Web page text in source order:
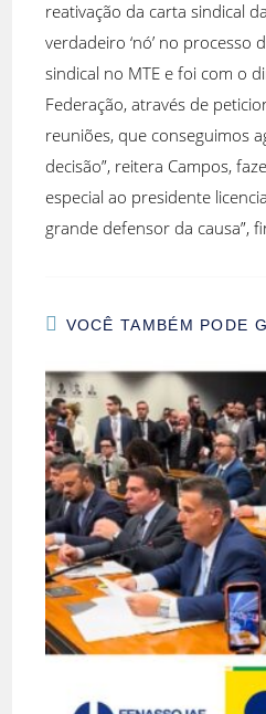
reativação da carta sindical
verdadeiro ‘nó’ no processo
sindical no MTE e foi com o
Federação, através de
reuniões, que conseguimos
decisão”, reitera Campos,
especial ao presidente
grande defensor da causa”,
VOCÊ TAMBÉM PODE